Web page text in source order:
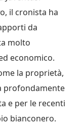
il cronista ha
da
molto
economico.
la proprietà,
profondamente
e per le recenti
bianconero.